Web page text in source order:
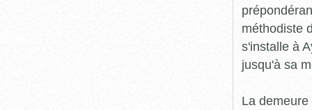
méthodiste
s'installe à
jusqu'à sa
La